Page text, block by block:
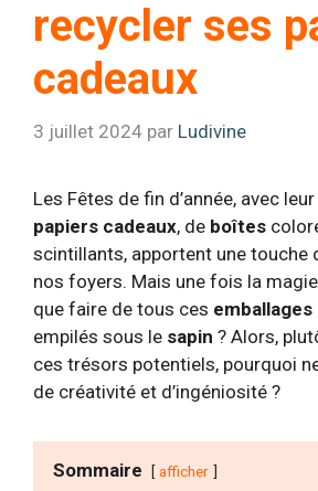
recycler ses
cadeaux
3 juillet 2024 par Ludivine
Les Fêtes de fin d’année, avec
papiers cadeaux, de boîtes
scintillants, apportent une touche
nos foyers. Mais une fois la
que faire de tous ces emballages
empilés sous le sapin ? Alors,
ces trésors potentiels, pourquoi
de créativité et d’ingéniosité ?
Sommaire afficher